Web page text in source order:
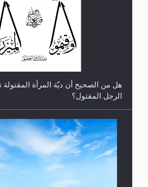
رأيٌ في لغة المسيح الموعود عليه السلام..
هل من الصحيح أن ديّة المرأة
الرجل المقتول؟